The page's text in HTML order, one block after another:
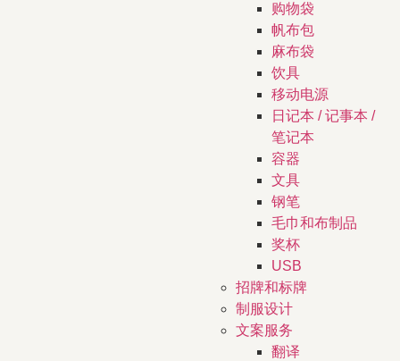
购物袋
帆布包
麻布袋
饮具
移动电源
日记本 / 记事本 /
笔记本
容器
文具
钢笔
毛巾和布制品
奖杯
USB
招牌和标牌
制服设计
文案服务
翻译